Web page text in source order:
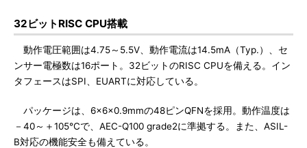
32ビットRISC CPU搭載
動作電圧範囲は4.75～5.5V、動作電流は14.5mA（Typ.）、セ
ンサー電極数は16ポート。32ビットのRISC CPUを備える。イン
タフェースはSPI、EUARTに対応している。
パッケージは、6×6×0.9mmの48ピンQFNを採用。動作温度は
－40～＋105℃で、AEC-Q100 grade2に準拠する。また、ASIL-
B対応の機能安全も備えている。